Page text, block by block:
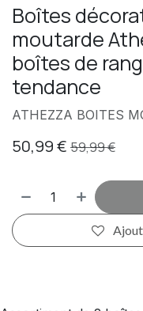
Boîtes
moutarde
boîtes de
tendance
ATHEZZA BOITES
50,99€ 59,99€